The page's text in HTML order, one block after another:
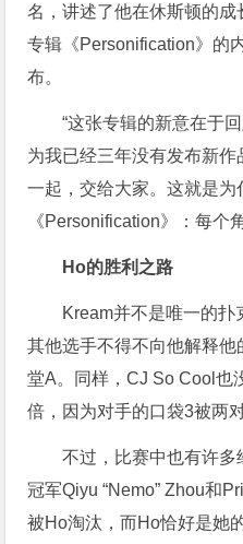
名，讲述了他在休斯顿的
专辑《Personification》的
布。
“这张专辑的新意在于
为我已经三年没有发布新作
一起，交给大家。这就是为
《Personification》：每个
Ho的胜利之路
Kream并不是唯一的扑
其他选手不得不向他解释
堂A。同样，CJ So Cool也
倍，因为对手的口袋3被两对
不过，比赛中也有许
冠军Qiyu “Nemo” Zhou和
被Ho淘汰，而Ho恰好是她